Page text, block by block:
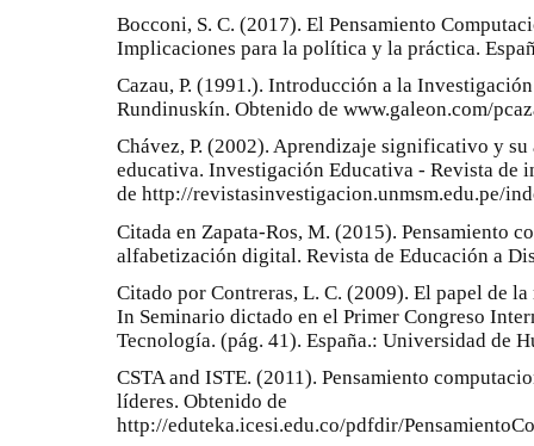
Bocconi, S. C. (2017). El Pensamiento
Implicaciones para la política y la práctica.
Cazau, P. (1991.). Introducción a la
Rundinuskín. Obtenido de www.galeon.com/
Chávez, P. (2002). Aprendizaje significativo y
educativa. Investigación Educativa - Revista de
de http://revistasinvestigacion.unmsm.edu.pe/
Citada en Zapata-Ros, M. (2015). Pensamiento
alfabetización digital. Revista de Educación a
Citado por Contreras, L. C. (2009). El papel de
In Seminario dictado en el Primer Congreso
Tecnología. (pág. 41). España.: Universidad de
CSTA and ISTE. (2011). Pensamiento
líderes. Obtenido de
http://eduteka.icesi.edu.co/pdfdir/